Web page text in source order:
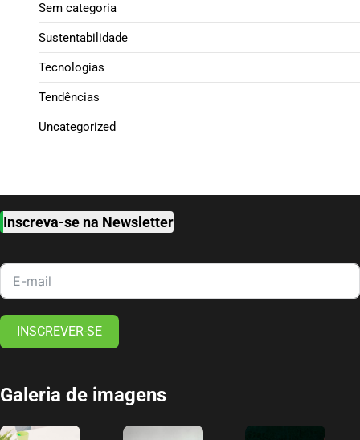
Sem categoria
Sustentabilidade
Tecnologias
Tendências
Uncategorized
Inscreva-se na Newsletter
INSCREVER-SE
Galeria de imagens